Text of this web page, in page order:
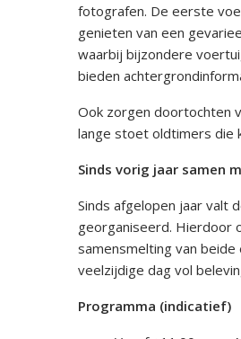
fotografen. De eerste
genieten van een
waarbij bijzondere
bieden
​Ook zorgen doortochten
lange stoet oldtimers die
Sinds vorig jaar samen
​Sinds afgelopen jaar valt
georganiseerd. Hierdoor
samensmelting van
veelzijdige dag vol
Programma (indicatief)